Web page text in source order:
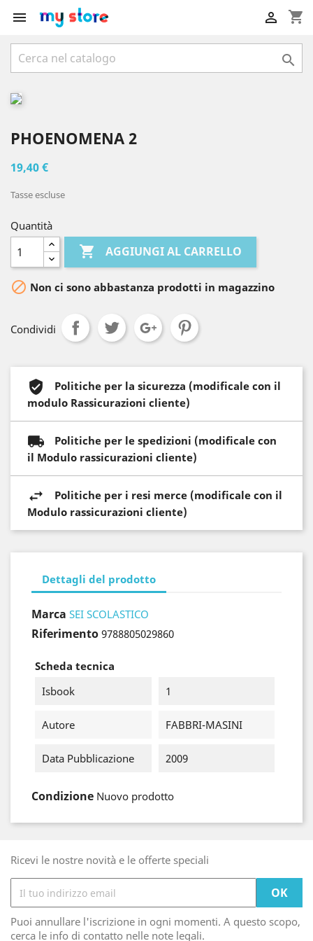
 shopping_cart


PHOENOMENA 2
19,40 €
Tasse escluse
Quantità
 AGGIUNGI AL CARRELLO
 Non ci sono abbastanza prodotti in magazzino
Condividi
Politiche per la sicurezza (modificale con il
modulo Rassicurazioni cliente)
Politiche per le spedizioni (modificale con
il Modulo rassicurazioni cliente)
Politiche per i resi merce (modificale con il
Modulo rassicurazioni cliente)
Dettagli del prodotto
Marca SEI SCOLASTICO
Riferimento 9788805029860
Scheda tecnica
Isbook
1
Autore FABBRI-MASINI
Data Pubblicazione 2009
Condizione Nuovo prodotto
Ricevi le nostre novità e le offerte speciali
Puoi annullare l'iscrizione in ogni momenti. A questo scopo,
cerca le info di contatto nelle note legali.